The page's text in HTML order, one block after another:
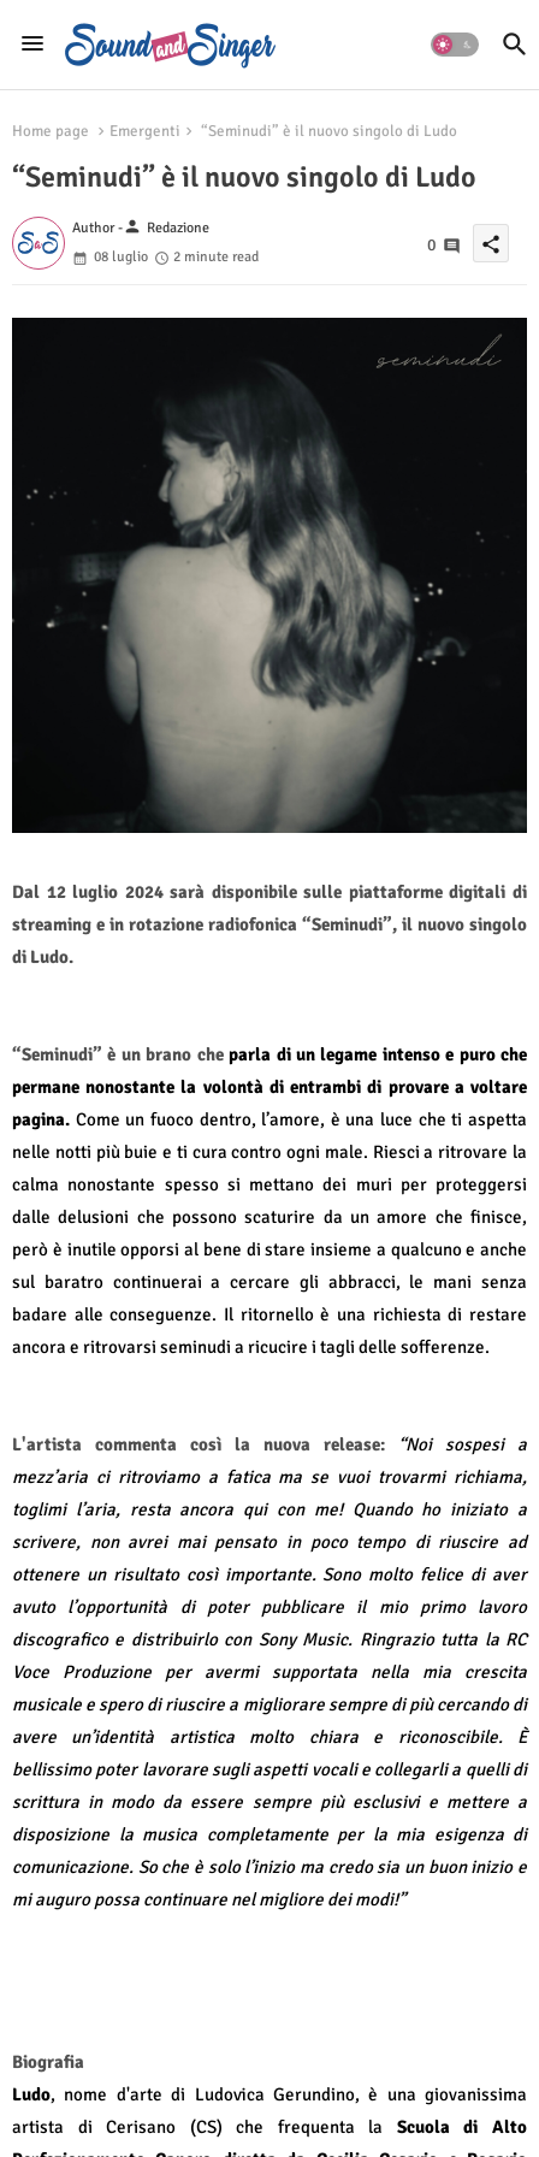
Home page Emergenti “Seminudi” è il nuovo singolo di Ludo
“Seminudi” è il nuovo singolo di Ludo
Author -person Redazione
08 luglio
2 minute read
0 share
Dal 12 luglio 2024 sarà disponibile sulle piattaforme digitali di
streaming e in rotazione radiofonica “Seminudi”, il nuovo singolo
di Ludo.
“Seminudi” è un brano cheparla di un legame intenso e puro che
permane nonostante la volontà di entrambi di provare a voltare
pagina. Come un fuoco dentro, l’amore, è una luce che ti aspetta
nelle notti più buie e ti cura contro ogni male. Riesci a ritrovare la
calma nonostante spesso si mettano dei muri per proteggersi
dalle delusioni che possono scaturire da un amore che finisce,
però è inutile opporsi al bene di stare insieme a qualcuno e anche
sul baratro continuerai a cercare gli abbracci, le mani senza
badare alle conseguenze. Il ritornello è una richiesta di restare
ancora e ritrovarsi seminudi a ricucire i tagli delle sofferenze.
L'artista commenta così la nuova release: “Noi sospesi a
mezz’aria ci ritroviamo a fatica ma se vuoi trovarmi richiama,
toglimi l’aria, resta ancora qui con me! Quando ho iniziato a
scrivere, non avrei mai pensato in poco tempo di riuscire ad
ottenere un risultato così importante. Sono molto felice di aver
avuto l’opportunità di poter pubblicare il mio primo lavoro
discografico e distribuirlo con Sony Music. Ringrazio tutta la RC
Voce Produzione per avermi supportata nella mia crescita
musicale e spero di riuscire a migliorare sempre di più cercando di
avere un’identità artistica molto chiara e riconoscibile. È
bellissimo poter lavorare sugli aspetti vocali e collegarli a quelli di
scrittura in modo da essere sempre più esclusivi e mettere a
disposizione la musica completamente per la mia esigenza di
comunicazione. So che è solo l’inizio ma credo sia un buon inizio e
mi auguro possa continuare nel migliore dei modi!”
Biografia
Ludo, nome d'arte di Ludovica Gerundino, è una giovanissima
artista di Cerisano (CS) che frequenta la Scuola di Alto